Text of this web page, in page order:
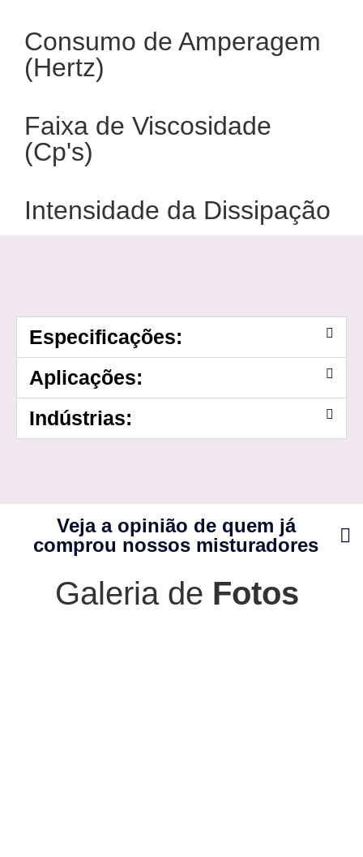
Consumo de Amperagem
(Hertz)
Faixa de Viscosidade
(Cp's)
Intensidade da Dissipação
Especificações:
Aplicações:
Indústrias:
Veja a opinião de quem já
comprou nossos misturadores
Galeria de Fotos